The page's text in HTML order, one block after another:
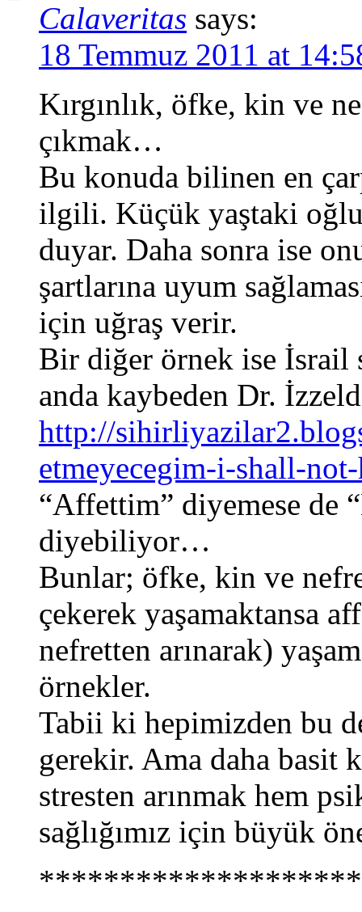
Calaveritas says:
18 Temmuz 2011 at
Kırgınlık, öfke, kin ve
çıkmak…
Bu konuda bilinen en
ilgili. Küçük yaştaki
duyar. Daha sonra ise
şartlarına uyum
için uğraş verir.
Bir diğer örnek ise İsrail
anda kaybeden Dr.
http://
etmeyecegim-i-shall-
“Affettim” diyemese de
diyebiliyor…
Bunlar; öfke, kin ve
çekerek yaşamaktansa
nefretten arınarak)
örnekler.
Tabii ki hepimizden bu
gerekir. Ama daha basit
stresten arınmak hem
sağlığımız için büyük